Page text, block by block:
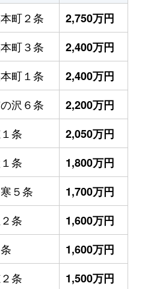
町２条
2,750万円
町３条
2,400万円
町１条
2,400万円
沢６条
2,200万円
条
2,050万円
条
1,800万円
５条
1,700万円
条
1,600万円
1,600万円
条 1,500万円